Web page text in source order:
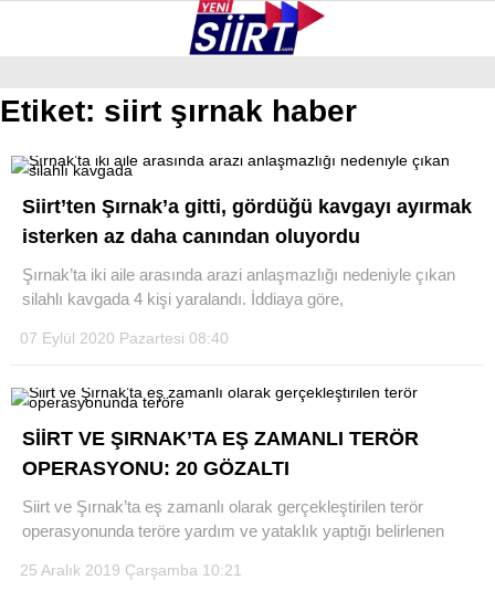
GALERİ VİDEO YAZARLAR
KURTALAN
ERUH
BAYKAN
TILLO
GÜNDEM
Etiket: siirt şırnak haber
Siirt’ten Şırnak’a gitti, gördüğü kavgayı ayırmak
isterken az daha canından oluyordu
Şırnak’ta iki aile arasında arazi anlaşmazlığı nedeniyle çıkan
silahlı kavgada 4 kişi yaralandı. İddiaya göre,
07 Eylül 2020 Pazartesi 08:40
SİİRT VE ŞIRNAK’TA EŞ ZAMANLI TERÖR
OPERASYONU: 20 GÖZALTI
Siirt ve Şırnak’ta eş zamanlı olarak gerçekleştirilen terör
operasyonunda teröre yardım ve yataklık yaptığı belirlenen
25 Aralık 2019 Çarşamba 10:21